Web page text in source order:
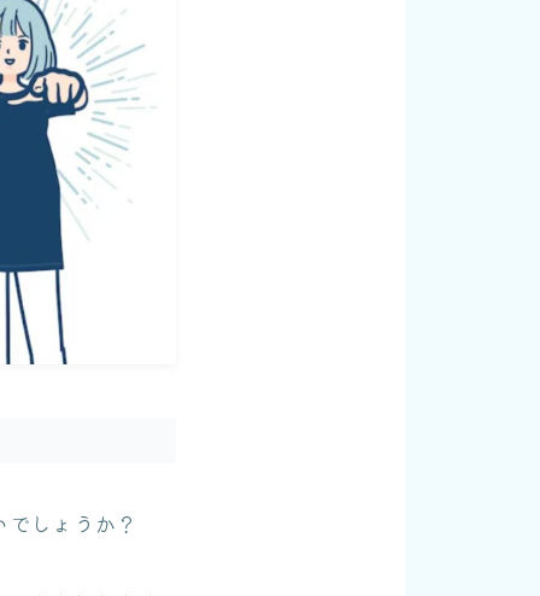
しょうか？